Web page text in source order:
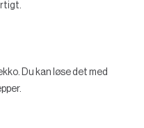
Du kan løse det med